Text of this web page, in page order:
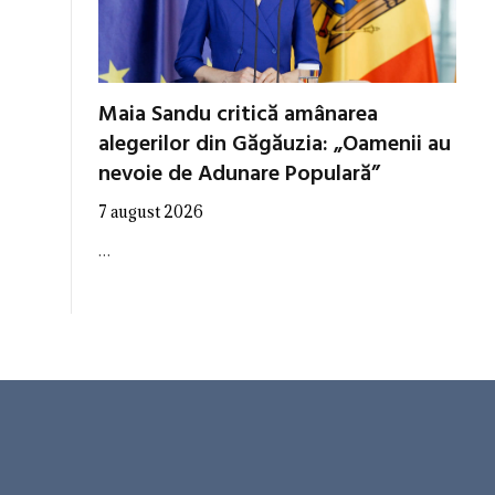
Maia Sandu critică amânarea
alegerilor din Găgăuzia: „Oamenii au
nevoie de Adunare Populară”
7 august 2026
…